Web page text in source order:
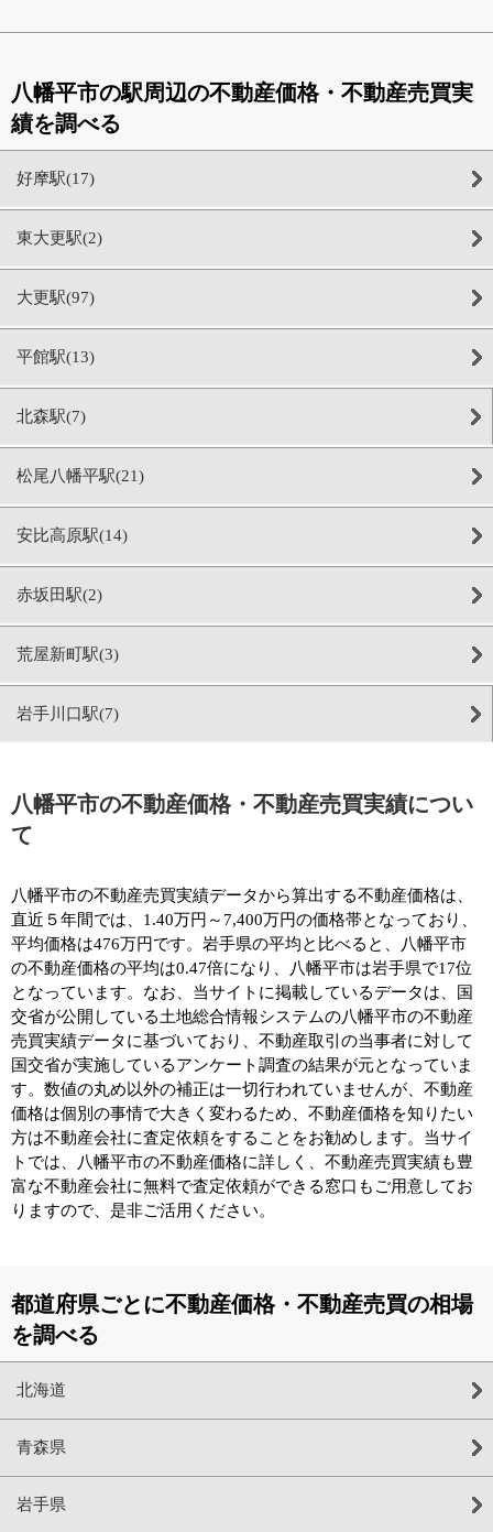
八幡平市の駅周辺の不動産価格・不動産売買実
績を調べる
好摩駅(17)
東大更駅(2)
大更駅(97)
平館駅(13)
北森駅(7)
松尾八幡平駅(21)
安比高原駅(14)
赤坂田駅(2)
荒屋新町駅(3)
岩手川口駅(7)
八幡平市の不動産価格・不動産売買実績につい
て
八幡平市の不動産売買実績データから算出する不動産価格は、
直近５年間では、1.40万円～7,400万円の価格帯となっており、
平均価格は476万円です。岩手県の平均と比べると、八幡平市
の不動産価格の平均は0.47倍になり、八幡平市は岩手県で17位
となっています。なお、当サイトに掲載しているデータは、国
交省が公開している土地総合情報システムの八幡平市の不動産
売買実績データに基づいており、不動産取引の当事者に対して
国交省が実施しているアンケート調査の結果が元となっていま
す。数値の丸め以外の補正は一切行われていませんが、不動産
価格は個別の事情で大きく変わるため、不動産価格を知りたい
方は不動産会社に査定依頼をすることをお勧めします。当サイ
トでは、八幡平市の不動産価格に詳しく、不動産売買実績も豊
富な不動産会社に無料で査定依頼ができる窓口もご用意してお
りますので、是非ご活用ください。
都道府県ごとに不動産価格・不動産売買の相場
を調べる
北海道
青森県
岩手県